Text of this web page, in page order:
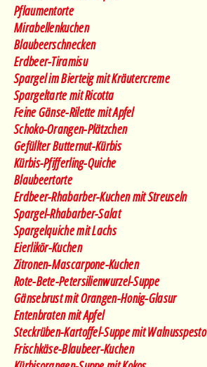
Pflaumentorte
Mirabellenkuchen
Blaubeerschnecken
Erdbeer-Tiramisu
Spargel im Bierteig mit Kräutercreme
Spargeltarte mit Ricotta
Feine Gänse-Rilette mit Apfel
Schoko-Orangen-Plätzchen
Gefüllter Butternut-Kürbis
Kürbis-Pfifferling-Quiche
Blaubeertorte
Erdbeer-Rhabarber-Kuchen mit Streuseln
Spargel-Rhabarber-Salat
Spargelquiche mit Lachs
Eierlikör-Kuchen
Zitronen-Mascarpone-Kuchen
Rote-Bete-Petersilienwurzel-Suppe
Gänsebrust mit Orangen-Honig-Glasur
Entenbraten mit Apfel
Steckrüben-Kartoffel-Suppe mit Walnusspesto
Frischkäse-Blaubeer-Kuchen